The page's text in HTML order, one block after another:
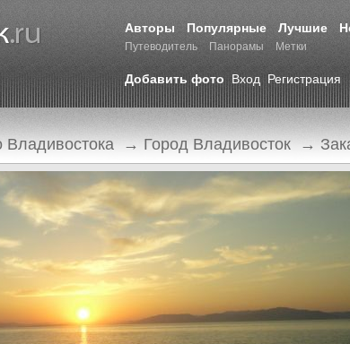
Авторы Популярные Лучшие
Путеводитель Панорамы Метки
Добавить фото Вход Регистрация
Владивостока → Город Владивосток →